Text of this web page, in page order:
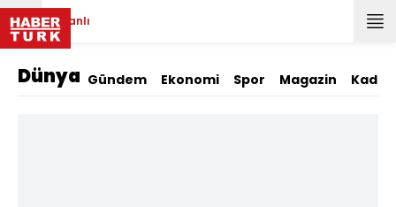
Canlı
Dünya Gündem Ekonomi Spor Magazin Kadın